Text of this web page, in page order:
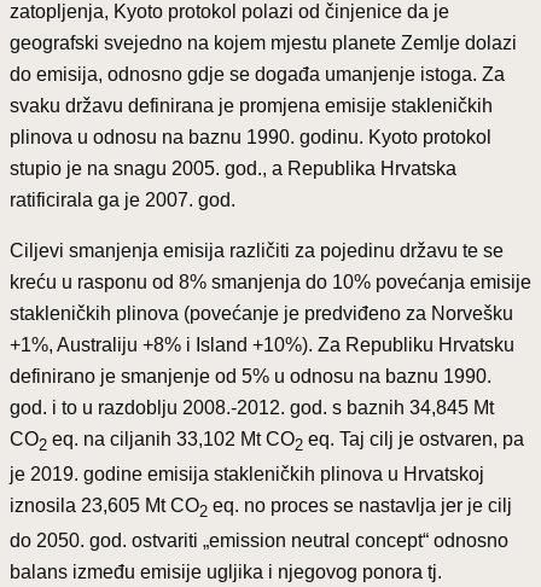
zatopljenja, Kyoto protokol polazi od činjenice da je
geografski svejedno na kojem mjestu planete Zemlje dolazi
do emisija, odnosno gdje se događa umanjenje istoga. Za
svaku državu definirana je promjena emisije stakleničkih
plinova u odnosu na baznu 1990. godinu. Kyoto protokol
stupio je na snagu 2005. god., a Republika Hrvatska
ratificirala ga je 2007. god.
Ciljevi smanjenja emisija različiti za pojedinu državu te se
kreću u rasponu od 8% smanjenja do 10% povećanja emisije
stakleničkih plinova (povećanje je predviđeno za Norvešku
+1%, Australiju +8% i Island +10%). Za Republiku Hrvatsku
definirano je smanjenje od 5% u odnosu na baznu 1990.
god. i to u razdoblju 2008.-2012. god. s baznih 34,845 Mt
CO2 eq. na ciljanih 33,102 Mt CO2 eq. Taj cilj je ostvaren, pa
je 2019. godine emisija stakleničkih plinova u Hrvatskoj
iznosila 23,605 Mt CO2 eq. no proces se nastavlja jer je cilj
do 2050. god. ostvariti „emission neutral concept“ odnosno
balans između emisije ugljika i njegovog ponora tj.